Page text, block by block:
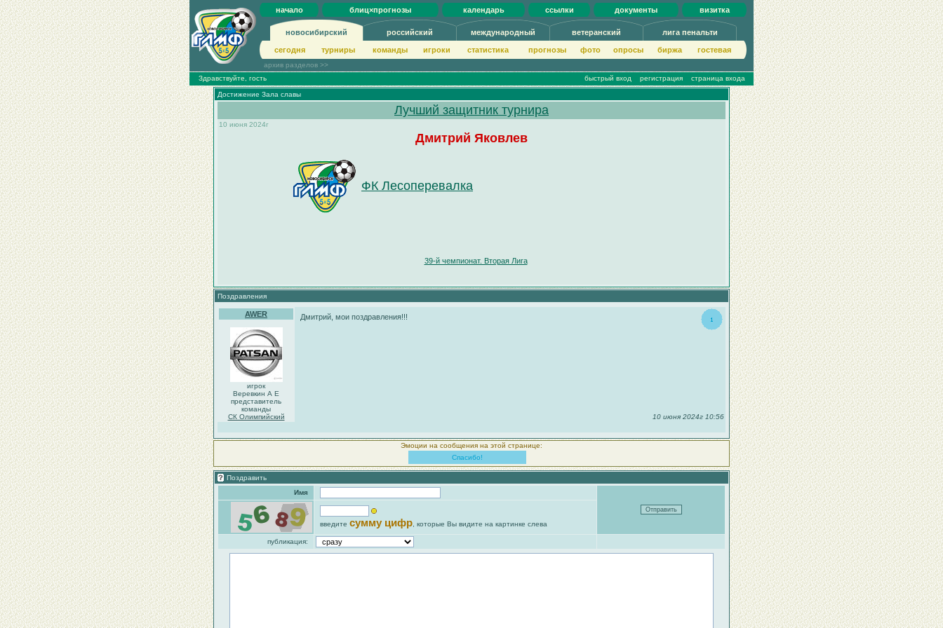
начало блиц×прогнозы календарь ссылки документы визитка
новосибирский российский международный ветеранский лига пенальти
сегодня турниры команды игроки статистика прогнозы фото опросы биржа гoстeвая
архив разделов >>
Здравствуйте, гость
быстрый вход регистрация страница входа
Достижение Зала славы
Лучший защитник турнира
10 июня 2024г
Дмитрий Яковлев
ФК Лесоперевалка
39-й чемпионат. Вторая Лига
Поздравления
AWER
игрок
Веревкин А Е
представитель
команды
СК Олимпийский
Дмитрий, мои поздравления!!!
10 июня 2024г 10:56
Эмоции на сообщения на этой странице:
Спасибо!
Поздравить
Имя
введите сумму цифр , которые Вы видите на картинке слева
публикация: